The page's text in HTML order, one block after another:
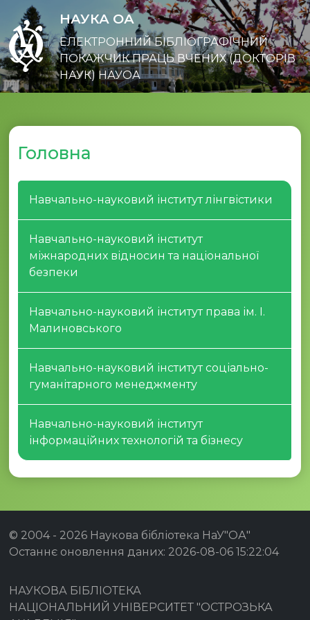
НАУКА ОА
ЕЛЕКТРОННИЙ БІБЛІОГРАФІЧНИЙ
ПОКАЖЧИК ПРАЦЬ ВЧЕНИХ (ДОКТОРІВ
НАУК) НАУОА
Головна
Навчально-науковий інститут лінгвістики
Навчально-науковий інститут
міжнародних відносин та національної
безпеки
Навчально-науковий інститут права ім. І.
Малиновського
Навчально-науковий інститут соціально-
гуманітарного менеджменту
Навчально-науковий інститут
інформаційних технологій та бізнесу
НАУКОВА БІБЛІОТЕКА
НАЦІОНАЛЬНИЙ УНІВЕРСИТЕТ "ОСТРОЗЬКА
© 2004 - 2026 Наукова бібліотека НаУ"ОА"
Останнє оновлення даних: 2026-08-06 15:22:04